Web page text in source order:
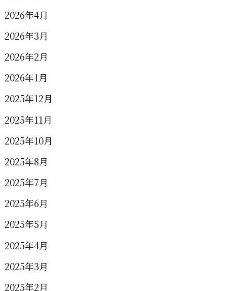
2026年4月
2026年3月
2026年2月
2026年1月
2025年12月
2025年11月
2025年10月
2025年8月
2025年7月
2025年6月
2025年5月
2025年4月
2025年3月
2025年2月